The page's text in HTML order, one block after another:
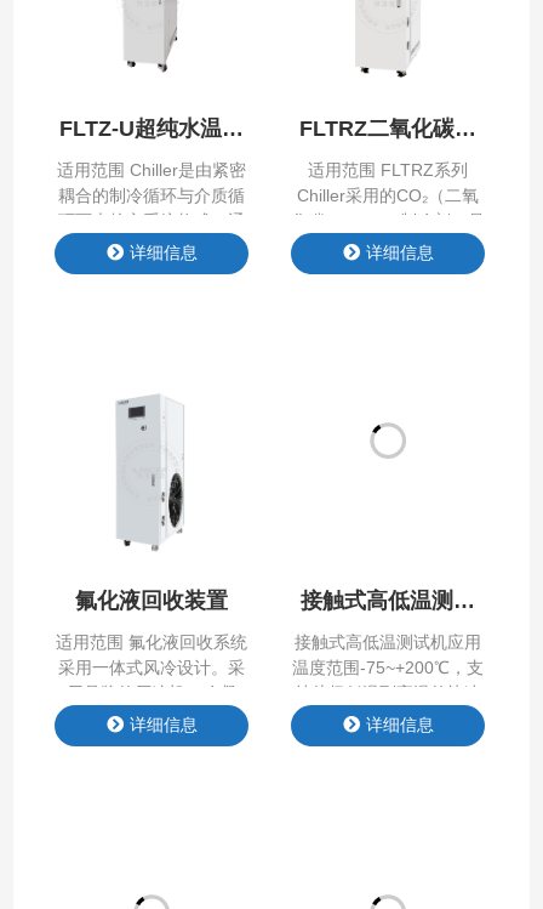
于高精密制造场景。 2.多
场景适配： 支持氟化液、
同介质使用。 产品特点
Product Features …
准：采用智能算法，实现
系统动态温度快速响应、
控制精度±0.1℃（可选配
温度跟随性。 3、节约能
耗:采用变频自适应调节、
软启动等技术，实现…
FLTZ-U超纯水温控
系列
适用范围 Chiller是由紧密
耦合的制冷循环与介质循
环两大核心系统构成，通
过两个循环通道间的介质
gao 效换热，实现对目标
理：制冷剂在系统中循
环，通过压缩、冷凝、节
流和蒸发四个过程实现制
冷； 同时，载冷剂（介
质）在独立的循环管路中
流动，通过板换换热器将
冷量持续…
详细信息
FLTRZ二氧化碳系
列
适用范围 FLTRZ系列
Chiller采用的CO₂（二氧
化碳，R744）制冷剂，是
契合全球“双碳”战略与
huan 保趋势的gao 效制
Product Parameter
详细信息
氟化液回收装置
适用范围 氟化液回收系统
采用一体式风冷设计。采
用品牌的压缩机、冷凝
器、蒸发器等部件，形成
制冷系统提供冷源，蒸发
制系统采用PLC加触摸屏
详细信息
接触式高低温测试
机
接触式⾼低温测试机应⽤
温度范围-75~+200℃，⽀
持从极低温到⾼温的快速
升温和降温，最快速率可
达到75℃/min，能够精确
详细信息